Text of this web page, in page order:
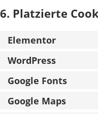
6. Platzierte
Elementor
WordPress
Google Fonts
Google Maps